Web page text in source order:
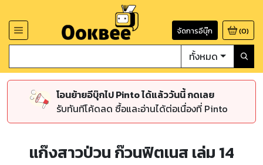
จัดการอีบุ๊ก (0)
ทั้งหมด
โอนย้ายอีบุ๊กไป Pinto ได้แล้ววันนี้ กดเลย
รับทันทีโค้ดลด ซื้อและอ่านได้ต่อเนื่องที่ Pinto
แก๊งสาวป่วน ก๊วนฟิตเนส เล่ม 14